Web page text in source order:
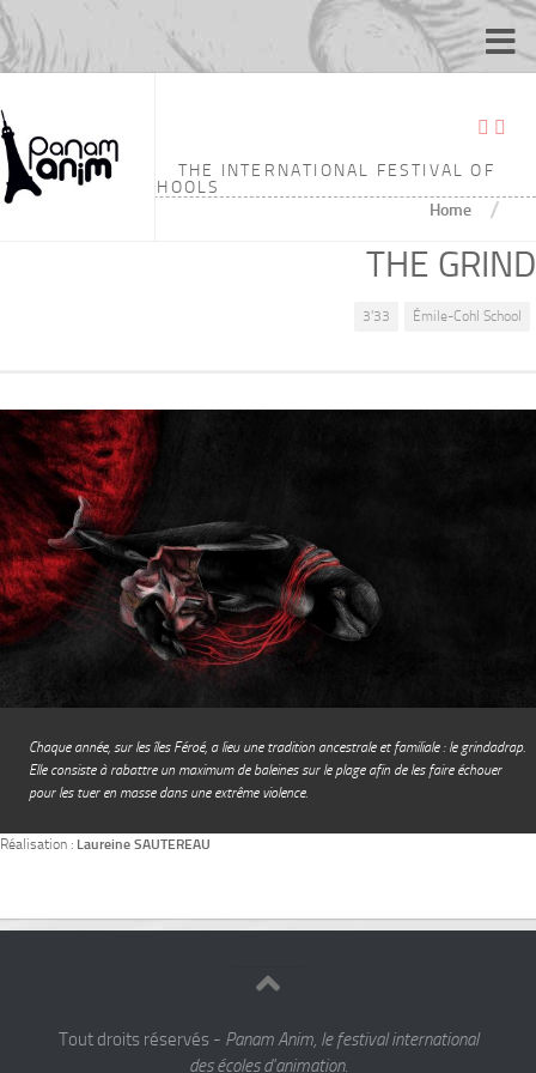
THE INTERNATIONAL FESTIVAL OF
ANIMATION SCHOOLS
Home /
THE GRIND
3'33 Émile-Cohl School
Chaque année, sur les îles Féroé, a lieu une tradition ancestrale et familiale : le grindadrap.
Elle consiste à rabattre un maximum de baleines sur le plage afin de les faire échouer
pour les tuer en masse dans une extrême violence.
Réalisation : Laureine SAUTEREAU
Tout droits réservés - Panam Anim, le festival international
des écoles d'animation.